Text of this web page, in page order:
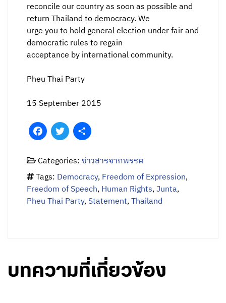
reconcile our country as soon as possible and
return Thailand to democracy. We
urge you to hold general election under fair and
democratic rules to regain
acceptance by international community.
Pheu Thai Party
15 September 2015
FacebookTwitter
Categories:ข่าวสารจากพรรค
Tags: Democracy,Freedom of Expression,
Freedom of Speech,Human Rights,Junta,
Pheu Thai Party,Statement,Thailand
บทความที่เกี่ยวข้อง